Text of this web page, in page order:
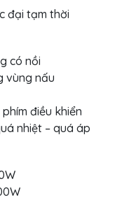
đại tạm thời
có nồi
vùng nấu
điều khiển
nhiệt – quá áp